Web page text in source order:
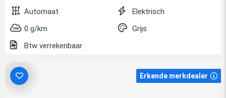
Automaat
Elektrisch
0 g/km
Grijs
Btw verrekenbaar
Erkende merkdealer